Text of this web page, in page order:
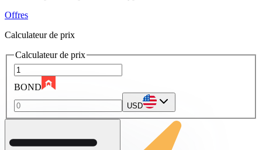
Offres
Calculateur de prix
Calculateur de prix
BOND
USD